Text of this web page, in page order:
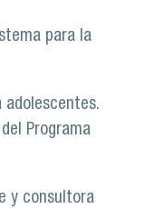
para la
adolescentes.
Programa
y consultora